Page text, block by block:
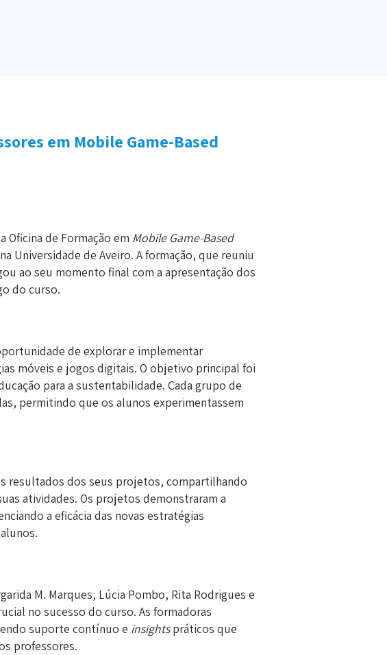
em Mobile Game-Based
Oficina de Formação em Mobile Game-Based
Universidade de Aveiro. A formação, que reuniu
ao seu momento final com a apresentação dos
do curso.
de explorar e implementar
móveis e jogos digitais. O objetivo principal foi
para a sustentabilidade. Cada grupo de
permitindo que os alunos experimentassem
resultados dos seus projetos, compartilhando
atividades. Os projetos demonstraram a
a eficácia das novas estratégias
M. Marques, Lúcia Pombo, Rita Rodrigues e
no sucesso do curso. As formadoras
suporte contínuo e insightspráticos que
professores.